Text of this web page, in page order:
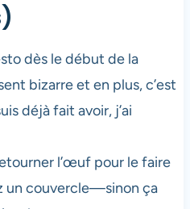
dès le début de la
bizarre et en plus, c’est
déjà fait avoir, j’ai
l’œuf pour le faire
un couvercle—sinon ça